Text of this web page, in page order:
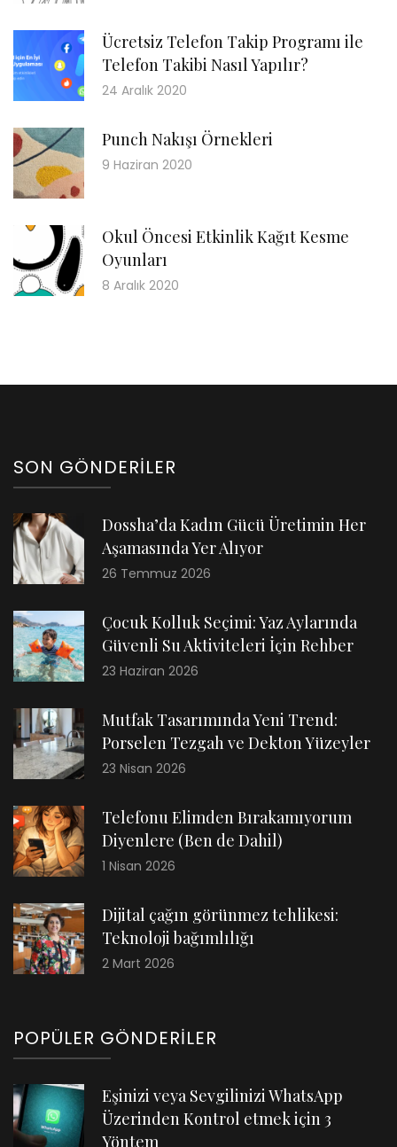
Ücretsiz Telefon Takip Programı ile
Telefon Takibi Nasıl Yapılır?
24 Aralık 2020
Punch Nakışı Örnekleri
9 Haziran 2020
Okul Öncesi Etkinlik Kağıt Kesme
Oyunları
8 Aralık 2020
SON GÖNDERILER
Dossha’da Kadın Gücü Üretimin Her
Aşamasında Yer Alıyor
26 Temmuz 2026
Çocuk Kolluk Seçimi: Yaz Aylarında
Güvenli Su Aktiviteleri İçin Rehber
23 Haziran 2026
Mutfak Tasarımında Yeni Trend:
Porselen Tezgah ve Dekton Yüzeyler
23 Nisan 2026
Telefonu Elimden Bırakamıyorum
Diyenlere (Ben de Dahil)
1 Nisan 2026
Dijital çağın görünmez tehlikesi:
Teknoloji bağımlılığı
2 Mart 2026
POPÜLER GÖNDERILER
Eşinizi veya Sevgilinizi WhatsApp
Üzerinden Kontrol etmek için 3
Yöntem